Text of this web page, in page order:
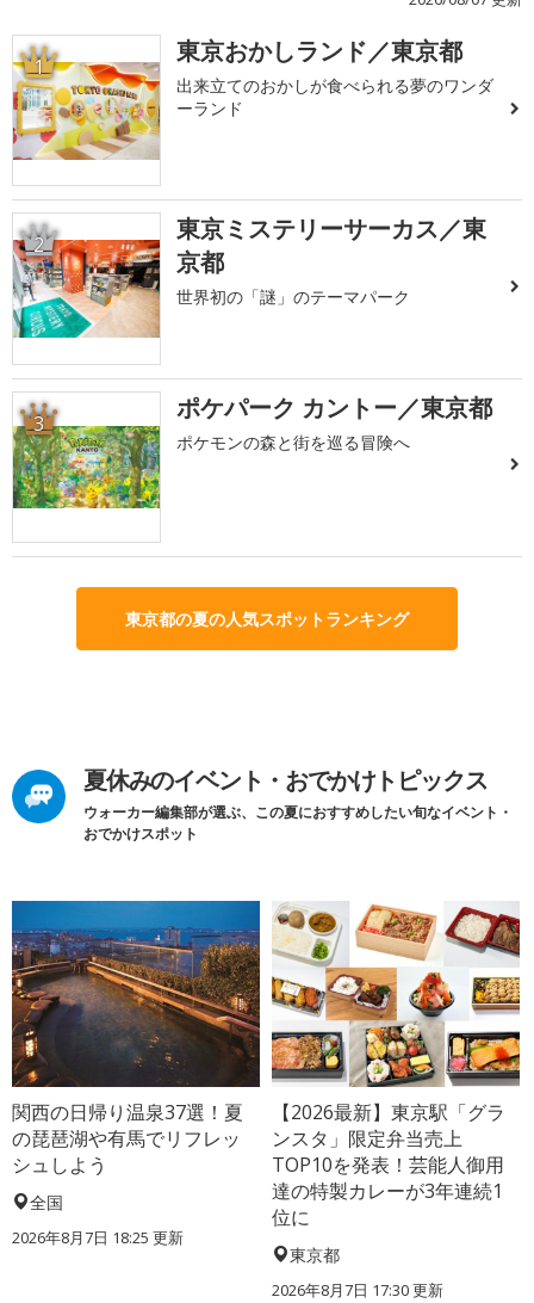
1 東京おかしランド／東京都
出来立てのおかしが食べられる夢のワンダ
ーランド
2
東京ミステリーサーカス／東
京都
世界初の「謎」のテーマパーク
3 ポケパーク カントー／東京都
ポケモンの森と街を巡る冒険へ
東京都の夏の人気スポットランキング
夏休みのイベント・おでかけトピックス
ウォーカー編集部が選ぶ、この夏におすすめしたい旬なイベント・
おでかけスポット
関西の日帰り温泉37選！夏
の琵琶湖や有馬でリフレッ
シュしよう
全国
2026年8月7日 18:25 更新
【2026最新】東京駅「グラ
ンスタ」限定弁当売上
TOP10を発表！芸能人御用
達の特製カレーが3年連続1
位に
東京都
2026年8月7日 17:30更新